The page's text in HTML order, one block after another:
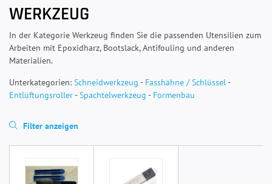
WERKZEUG
In der Kategorie Werkzeug finden Sie die passenden Utensilien zum
Arbeiten mit Epoxidharz, Bootslack, Antifouling und anderen
Materialien.
Unterkategorien: Schneidwerkzeug - Fasshähne / Schlüssel-
Entlüftungsroller-Spachtelwerkzeug - Formenbau
Filter anzeigen